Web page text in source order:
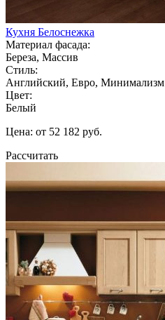
Кухня Белоснежка
Материал фасада:
Береза, Массив
Стиль:
Английский, Евро, Минимализм
Цвет:
Белый
Цена: от 52 182 руб.
Рассчитать